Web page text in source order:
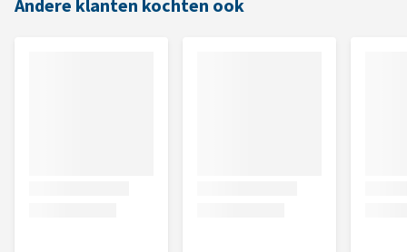
Andere klanten kochten ook